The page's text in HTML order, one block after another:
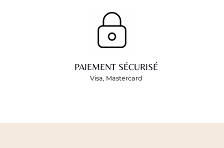
PAIEMENT SÉCURISÉ
Visa, Mastercard